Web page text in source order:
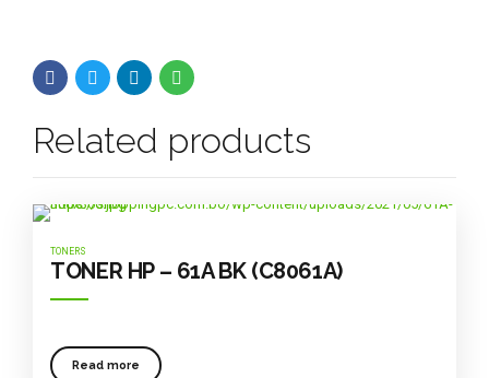
Related products
TONERS
TONER HP – 61A BK (C8061A)
Read more